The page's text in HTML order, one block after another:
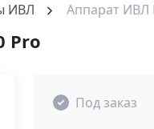
ИВЛ Аппарат ИВЛ
Pro
Под заказ